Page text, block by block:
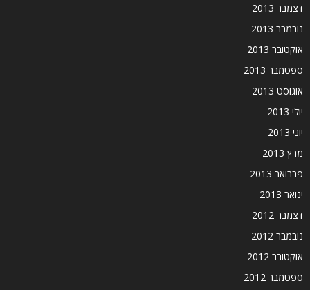
דצמבר 2013
נובמבר 2013
אוקטובר 2013
ספטמבר 2013
אוגוסט 2013
יולי 2013
יוני 2013
מרץ 2013
פברואר 2013
ינואר 2013
דצמבר 2012
נובמבר 2012
אוקטובר 2012
ספטמבר 2012